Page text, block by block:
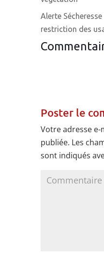
Alerte
restriction des
Poster le
Votre adresse e-
publiée. Les
sont indiqués